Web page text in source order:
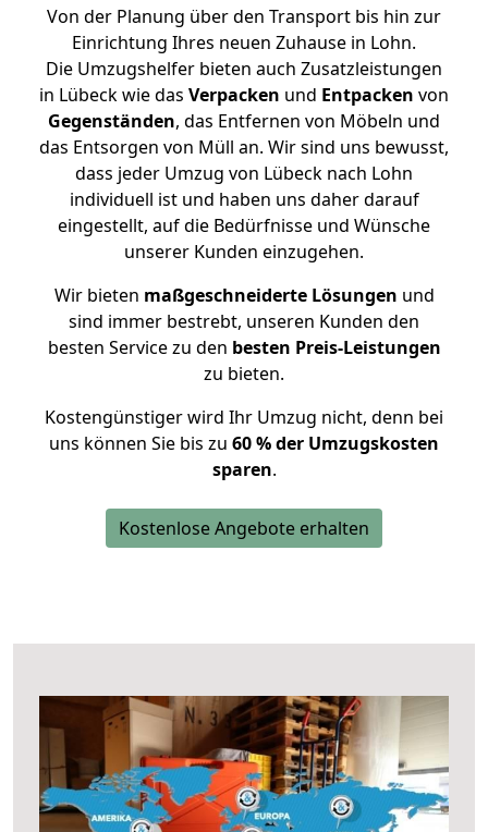
Von der Planung über den Transport bis hin zur
Einrichtung Ihres neuen Zuhause in Lohn.
Die Umzugshelfer bieten auch Zusatzleistungen
in Lübeck wie das Verpacken und Entpacken von
Gegenständen, das Entfernen von Möbeln und
das Entsorgen von Müll an. Wir sind uns bewusst,
dass jeder Umzug von Lübeck nach Lohn
individuell ist und haben uns daher darauf
eingestellt, auf die Bedürfnisse und Wünsche
unserer Kunden einzugehen.
Wir bieten maßgeschneiderte Lösungen und
sind immer bestrebt, unseren Kunden den
besten Service zu den besten Preis-Leistungen
zu bieten.
Kostengünstiger wird Ihr Umzug nicht, denn bei
uns können Sie bis zu 60 % der Umzugskosten
sparen.
Kostenlose Angebote erhalten